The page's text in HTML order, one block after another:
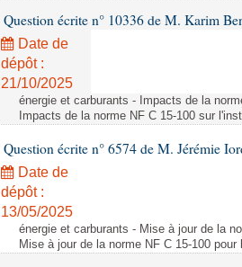
Question écrite n° 10336 de M. Karim
Date de
dépôt :
21/10/2025
énergie et carburants - Impacts de la
Impacts de la norme NF C 15-100 sur
Question écrite n° 6574 de M. Jérémie
Date de
dépôt :
13/05/2025
énergie et carburants - Mise à jour de la
Mise à jour de la norme NF C 15-100